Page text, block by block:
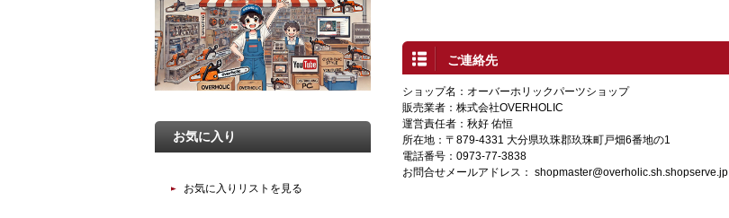
ご連絡先
ショップ名：オーバーホリックパーツショップ
販売業者：株式会社OVERHOLIC
運営責任者：秋好 佑恒
所在地：〒879-4331 大分県玖珠郡玖珠町戸畑6番地の1
電話番号：0973-77-3838
お問合せメールアドレス： shopmaster@overholic.sh.shopserve.jp
お気に入り
お気に入りリストを見る